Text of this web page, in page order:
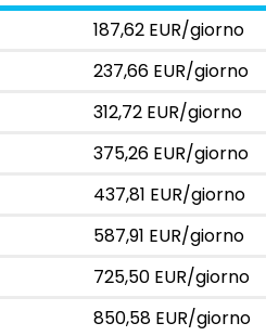
187,62 EUR/giorno
237,66 EUR/giorno
312,72 EUR/giorno
375,26 EUR/giorno
437,81 EUR/giorno
587,91 EUR/giorno
725,50 EUR/giorno
850,58 EUR/giorno